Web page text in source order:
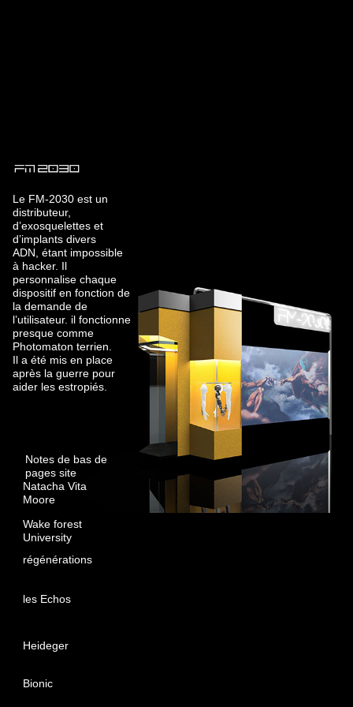
Le FM-2030 est un
distributeur,
d’exosquelettes et
d’implants divers
ADN, étant impossible
à hacker. Il
personnalise chaque
dispositif en fonction de
la demande de
l’utilisateur. il fonctionne
presque comme
Photomaton terrien.
Il a été mis en place
après la guerre pour
aider les estropiés.
Notes de bas de
pages site
Natacha Vita
Moore
Wake forest
University
régénérations
les Echos
Heideger
Bionic